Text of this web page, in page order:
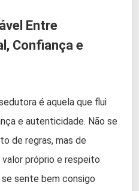
Entre
Confiança e
é aquela que flui
e autenticidade. Não se
de regras, mas de
próprio e respeito
sente bem consigo